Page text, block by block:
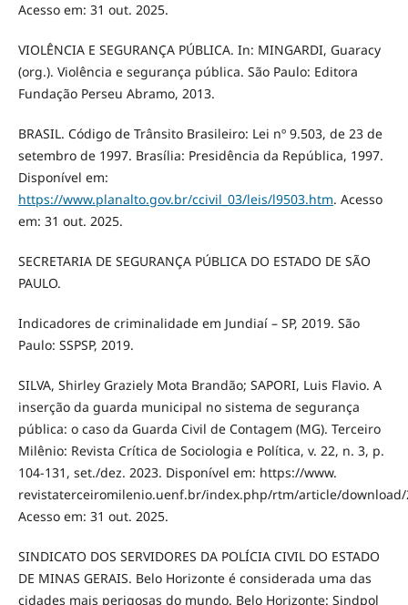
Acesso em: 31 out. 2025.
VIOLÊNCIA E SEGURANÇA PÚBLICA. In: MINGARDI, Guaracy
(org.). Violência e segurança pública. São Paulo: Editora
Fundação Perseu Abramo, 2013.
BRASIL. Código de Trânsito Brasileiro: Lei nº 9.503, de 23 de
setembro de 1997. Brasília: Presidência da República, 1997.
Disponível em:
https://www.planalto.gov.br/ccivil_03/leis/l9503.htm. Acesso
em: 31 out. 2025.
SECRETARIA DE SEGURANÇA PÚBLICA DO ESTADO DE SÃO
PAULO.
Indicadores de criminalidade em Jundiaí – SP, 2019. São
Paulo: SSPSP, 2019.
SILVA, Shirley Graziely Mota Brandão; SAPORI, Luis Flavio. A
inserção da guarda municipal no sistema de segurança
pública: o caso da Guarda Civil de Contagem (MG). Terceiro
Milênio: Revista Crítica de Sociologia e Política, v. 22, n. 3, p.
104-131, set./dez. 2023. Disponível em: https://www.
revistaterceiromilenio.uenf.br/index.php/rtm/article/download/
Acesso em: 31 out. 2025.
SINDICATO DOS SERVIDORES DA POLÍCIA CIVIL DO ESTADO
DE MINAS GERAIS. Belo Horizonte é considerada uma das
cidades mais perigosas do mundo. Belo Horizonte: Sindpol